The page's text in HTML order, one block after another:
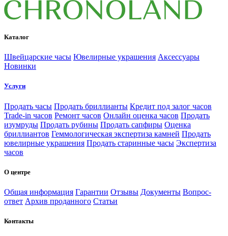
Каталог
Швейцарские часы Ювелирные украшения Аксессуары
Новинки
Услуги
Продать часы Продать бриллианты Кредит под залог часов
Trade-in часов Ремонт часов Онлайн оценка часов Продать
изумруды Продать рубины Продать сапфиры Оценка
бриллиантов Геммологическая экспертиза камней Продать
ювелирные украшения Продать старинные часы Экспертиза
часов
О центре
Общая информация Гарантии Отзывы Документы Вопрос-
ответ Архив проданного Статьи
Контакты